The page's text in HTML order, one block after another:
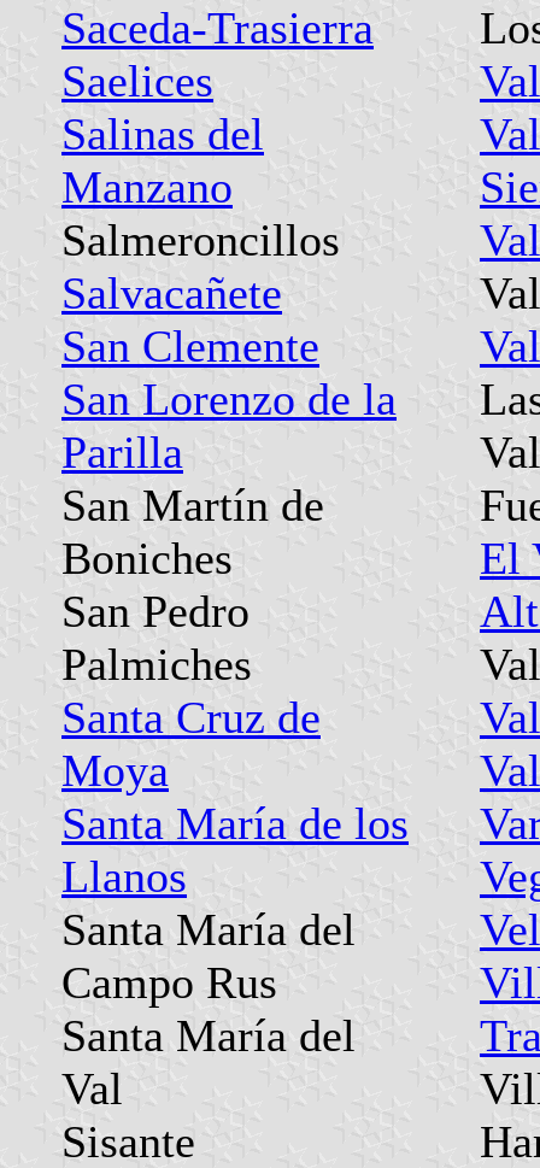
Saceda-Trasierra
Saelices
Salinas del
Manzano
Salmeroncillos
Salvacañete
San Clemente
San Lorenzo de la
Parilla
San Martín de
Boniches
San Pedro
Palmiches
Santa Cruz de
Moya
Santa María de los
Llanos
Santa María del
Campo Rus
Santa María del
Val
Sisante
El